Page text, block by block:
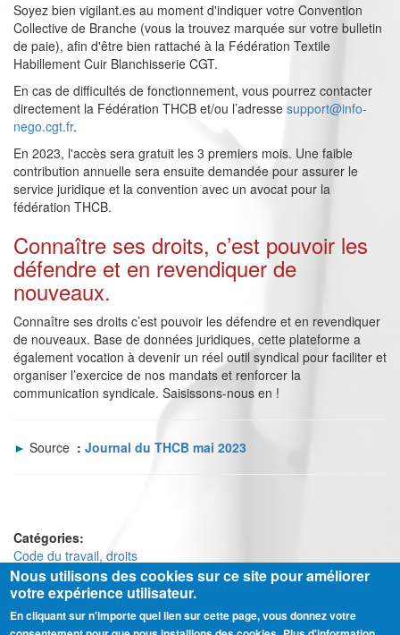
Soyez bien vigilant.es au moment d'indiquer votre Convention
Collective de Branche (vous la trouvez marquée sur votre bulletin
de paie), afin d'être bien rattaché à la Fédération Textile
Habillement Cuir Blanchisserie CGT.
En cas de difficultés de fonctionnement, vous pourrez contacter
directement la Fédération THCB et/ou l’adresse support@info-
nego.cgt.fr.
En 2023, l'accès sera gratuit les 3 premiers mois. Une faible
contribution annuelle sera ensuite demandée pour assurer le
service juridique et la convention avec un avocat pour la
fédération THCB.
Connaître ses droits, c’est pouvoir les
défendre et en revendiquer de
nouveaux.
Connaître ses droits c’est pouvoir les défendre et en revendiquer
de nouveaux. Base de données juridiques, cette plateforme a
également vocation à devenir un réel outil syndical pour faciliter et
organiser l’exercice de nos mandats et renforcer la
communication syndicale. Saisissons-nous en !
► Source : Journal du THCB mai 2023
Catégories:
Code du travail, droits
Ⓒ CGT Fédération THCB - Tous les droits réservés - Mentions légales
Nous utilisons des cookies sur ce site pour améliorer
votre expérience utilisateur.
En cliquant sur n'importe quel lien sur cette page, vous donnez votre